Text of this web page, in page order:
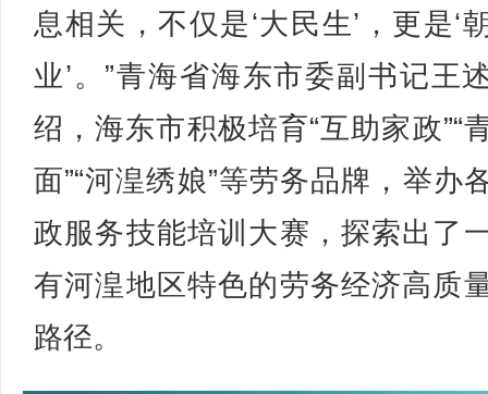
息相关，不仅是‘大民生’，更是‘
业’。”青海省海东市委副书记王
绍，海东市积极培育“互助家政”“
面”“河湟绣娘”等劳务品牌，举办
政服务技能培训大赛，探索出了
有河湟地区特色的劳务经济高质
路径。